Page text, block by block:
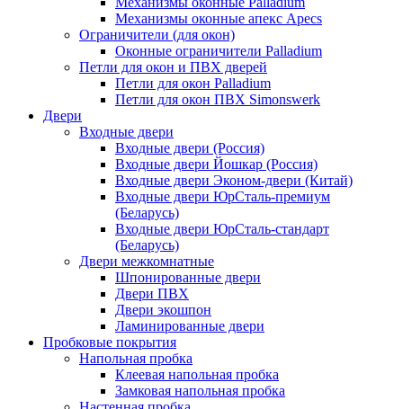
Механизмы оконные апекс Apecs
Ограничители (для окон)
Оконные ограничители Palladium
Петли для окон и ПВХ дверей
Петли для окон Palladium
Петли для окон ПВХ Simonswerk
Двери
Входные двери
Входные двери (Россия)
Входные двери Йошкар (Россия)
Входные двери Эконом-двери (Китай)
Входные двери ЮрСталь-премиум
(Беларусь)
Входные двери ЮрСталь-стандарт
(Беларусь)
Двери межкомнатные
Шпонированные двери
Двери ПВХ
Двери экошпон
Ламинированные двери
Пробковые покрытия
Напольная пробка
Клеевая напольная пробка
Замковая напольная пробка